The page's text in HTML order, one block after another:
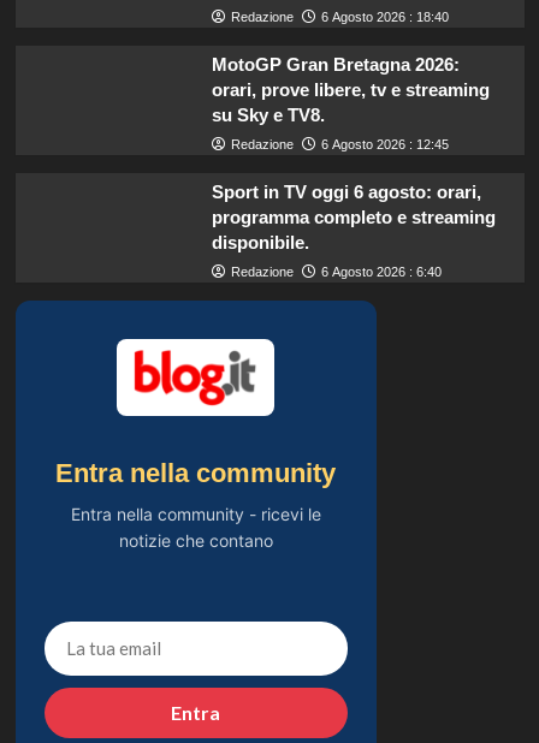
Redazione 6 Agosto 2026 : 18:40
MotoGP Gran Bretagna 2026:
orari, prove libere, tv e streaming
su Sky e TV8.
Redazione 6 Agosto 2026 : 12:45
Sport in TV oggi 6 agosto: orari,
programma completo e streaming
disponibile.
Redazione 6 Agosto 2026 : 6:40
Entra nella community
Entra nella community - ricevi le
notizie che contano
Entra